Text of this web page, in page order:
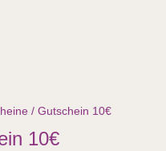
/ Gutschein 10€
10€